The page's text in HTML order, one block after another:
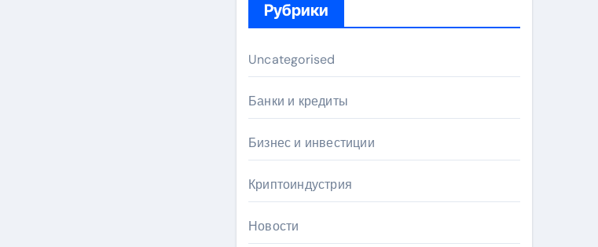
Рубрики
Uncategorised
Банки и кредиты
Бизнес и инвестиции
Криптоиндустрия
Новости